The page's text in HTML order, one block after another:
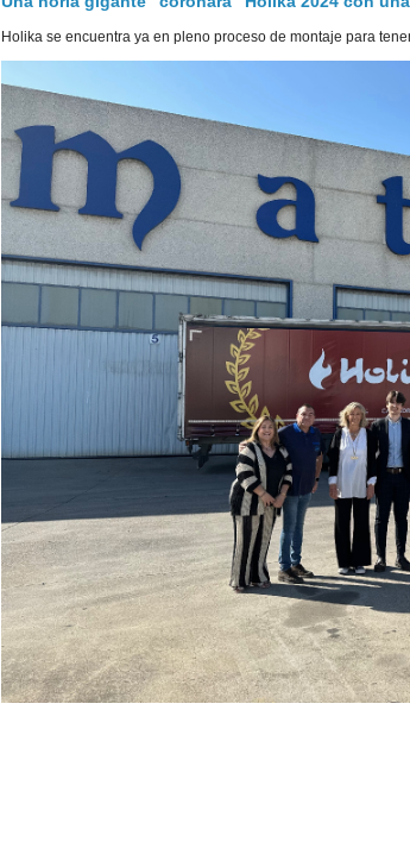
Holika se encuentra ya en pleno proceso de montaje para